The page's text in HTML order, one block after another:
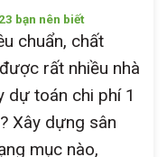
bạn nên biết
chuẩn, chất
rất nhiều nhà
dự toán chi phí 1
Xây dựng sân
mục nào,